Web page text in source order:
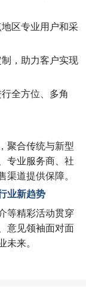
区专业用户和采
，助力客户实现
全方位、多角
聚合传统与新型
专业服务商、社
道提供保障。
业新趋势
等精彩活动贯穿
意见领袖面对面
来。